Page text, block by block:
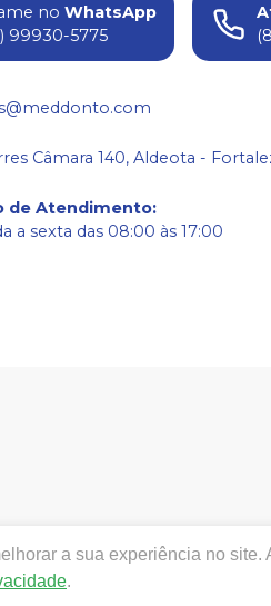
no WhatsApp
99930-5775
Câmara 140, Aldeota -
de Atendimento:
a sexta das 08:00 às 17:00
|
060 | Autorizações de
de Privacidade e
a sua experiência no site.
.